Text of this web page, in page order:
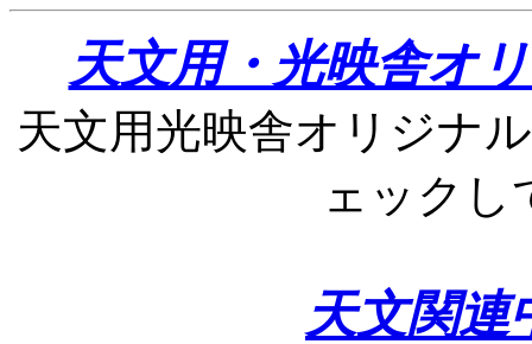
天文用・光映舎オ
天文用光映舎オリジナ
ェックし
天文関連